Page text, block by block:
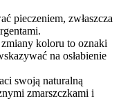
pieczeniem, zwłaszcza
koloru to oznaki
na osłabienie
swoją naturalną
zmarszczkami i